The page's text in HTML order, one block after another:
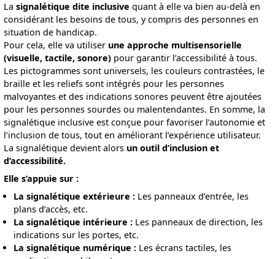
La signalétique dite inclusive quant à elle va bien au-delà en
considérant les besoins de tous, y compris des personnes en
situation de handicap.
Pour cela, elle va utiliser une approche multisensorielle
(visuelle, tactile, sonore) pour garantir l’accessibilité à tous.
Les pictogrammes sont universels, les couleurs contrastées, le
braille et les reliefs sont intégrés pour les personnes
malvoyantes et des indications sonores peuvent être ajoutées
pour les personnes sourdes ou malentendantes. En somme, la
signalétique inclusive est conçue pour favoriser l’autonomie et
l’inclusion de tous, tout en améliorant l’expérience utilisateur.
La signalétique devient alors un outil d’inclusion et
d’accessibilité.
Elle s’appuie sur :
La signalétique extérieure : Les panneaux d’entrée, les
plans d’accès, etc.
La signalétique intérieure : Les panneaux de direction, les
indications sur les portes, etc.
La signalétique numérique : Les écrans tactiles, les